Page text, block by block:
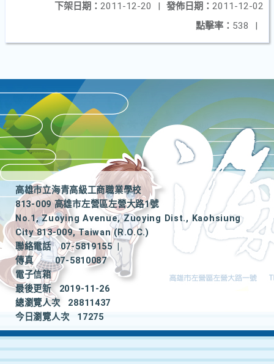
發佈日期： 2011-12-02
下架日期： 2011-12-20
|
點擊率： 538 |
高雄市立海青高級工商職業學校
813-009 高雄市左營區左營大路1號
No.1, Zuoying Avenue, Zuoying Dist., Kaohsiung
City 813-009, Taiwan (R.O.C.)
聯絡電話
07-5819155
|
傳真
07-5810087
電子信箱
最後更新
2019-11-26
總瀏覽人次
28811437
今日瀏覽人次
17275